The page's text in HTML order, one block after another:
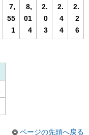
7,
55
1
8,
01
4
2.
0
3
2.
4
4
2.
2
6
ページの先頭へ戻る